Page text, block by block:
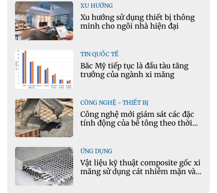
XU HƯỚNG
Xu hướng sử dụng thiết bị thông
minh cho ngôi nhà hiện đại
TIN QUỐC TẾ
Bắc Mỹ tiếp tục là đầu tàu tăng
trưởng của ngành xi măng
CÔNG NGHỆ - THIẾT BỊ
Công nghệ mới giám sát các đặc
tính động của bê tông theo thời
ỨNG DỤNG
Vật liệu kỹ thuật composite gốc xi
măng sử dụng cát nhiễm mặn và